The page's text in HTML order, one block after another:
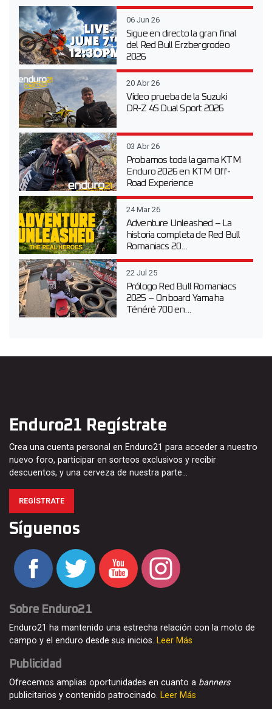
06 Jun 26
Sigue en directo la gran final
del Red Bull Erzbergrodeo
2026
20 Abr 26
Vídeo prueba de la Suzuki
DR-Z 4S Dual Sport 2026
03 Abr 26
Probamos toda la gama KTM
Enduro 2026 en KTM Off-
Road Experience
24 Mar 26
Adventure Unleashed – La
historia completa de Red Bull
Romaniacs 20...
22 Jul 25
Prólogo Red Bull Romaniacs
2025 – Onboard Yamaha
Ténéré 700 en...
Enduro21 Regístrate
Crea una cuenta personal en Enduro21 para acceder a nuestro
nuevo foro, participar en sorteos exclusivos y recibir
descuentos, y una cerveza de nuestra parte…
REGÍSTRATE
Síguenos
Sobre Enduro21
Enduro21 ha mantenido una estrecha relación con la moto de
campo y el enduro desde sus inicios. Leer Más
Publicidad
Ofrecemos amplias oportunidades en cuanto a banners
publicitarios y contenido patrocinado. Leer Más